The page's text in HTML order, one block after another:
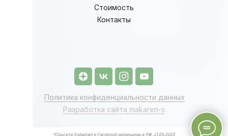
Политика конфиденциальности данных
Разработка сайта makaren-s
Стоимость
Контакты
*Соцсети Instagram и Facebook запрещены в РФ. 21.03.2022